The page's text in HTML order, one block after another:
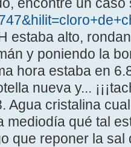
estaba alto,
y poniendo la
hora estaba en
nueva y...
Agua cristalina
mediodía qué tal
que reponer la